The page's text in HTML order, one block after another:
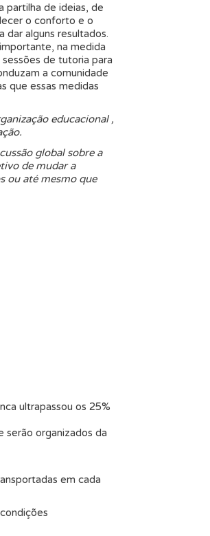
partilha de ideias, de
o conforto e o
dar alguns resultados.
na medida
de tutoria para
a comunidade
que essas medidas
educacional ,
global sobre a
de mudar a
ou até mesmo que
ultrapassou os 25%
serão organizados da
em cada